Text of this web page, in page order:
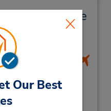
Our Best
de veículo e